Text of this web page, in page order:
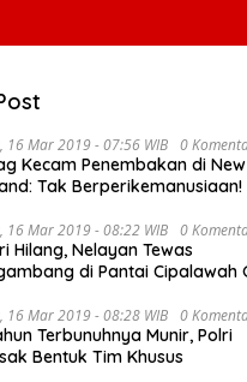
16 Mar 2019 - 07:56 WIB 0
Kecam Penembakan di New
Tak Berperikemanusiaan!
16 Mar 2019 - 08:22 WIB 0
Hilang, Nelayan Tewas
di Pantai Cipalawah
16 Mar 2019 - 08:28 WIB 0
Terbunuhnya Munir, Polri
Bentuk Tim Khusus